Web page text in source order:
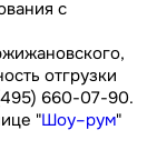
с
отгрузки
660-07-90.
"Шоу–рум"